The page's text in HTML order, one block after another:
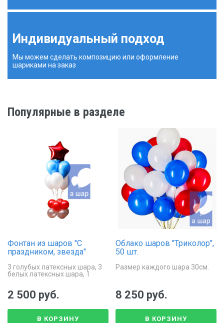
Индивидуальный подход
Мы можем сделать композицию или оформление
шариками на заказ
Популярные в разделе
Фонтан из шаров "С
праздником, звезда"
3 голубых латексных шара, 3
белых латексных шара, 1
основание.
2 500 руб.
В КОРЗИНУ
Облако шаров "Триколор",
50 шт.
Размер каждого шара 30см.
8 250 руб.
В КОРЗИНУ